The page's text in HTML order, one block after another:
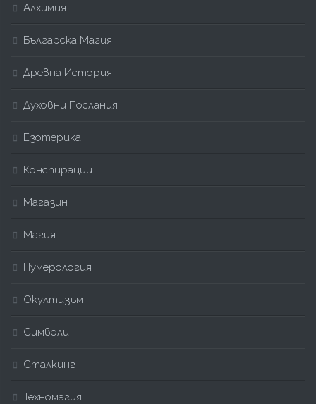
Алхимия
Българска Магия
Древна История
Духовни Послания
Езотерика
Конспирации
Магазин
Магия
Нумерология
Окултизъм
Символи
Сталкинг
Техномагия